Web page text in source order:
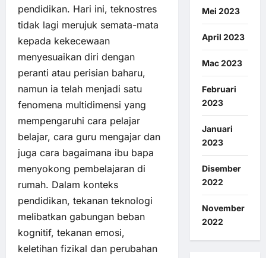
pendidikan. Hari ini, teknostres
tidak lagi merujuk semata-mata
kepada kekecewaan
menyesuaikan diri dengan
peranti atau perisian baharu,
namun ia telah menjadi satu
fenomena multidimensi yang
mempengaruhi cara pelajar
belajar, cara guru mengajar dan
juga cara bagaimana ibu bapa
menyokong pembelajaran di
rumah. Dalam konteks
pendidikan, tekanan teknologi
melibatkan gabungan beban
kognitif, tekanan emosi,
keletihan fizikal dan perubahan
Mei 2023
April 2023
Mac 2023
Februari
2023
Januari
2023
Disember
2022
November
2022